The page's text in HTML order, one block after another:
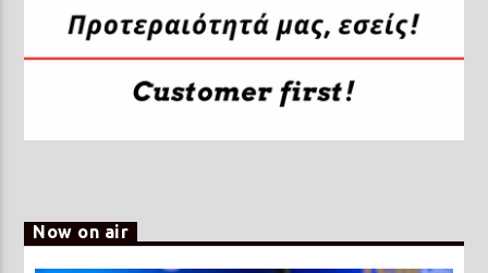
Now on air